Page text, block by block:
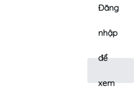
Đăng
nhập
để
xem